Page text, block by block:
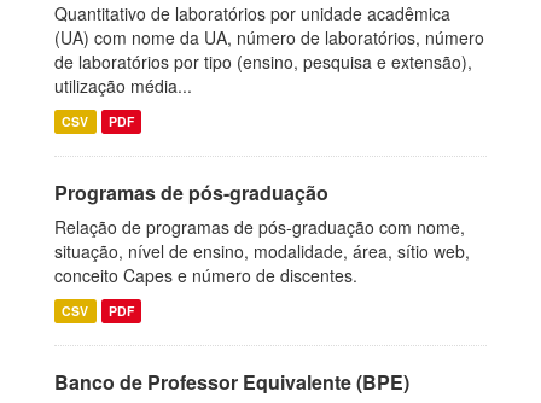
Quantitativo de laboratórios por unidade acadêmica
(UA) com nome da UA, número de laboratórios, número
de laboratórios por tipo (ensino, pesquisa e extensão),
utilização média...
CSV PDF
Programas de pós-graduação
Relação de programas de pós-graduação com nome,
situação, nível de ensino, modalidade, área, sítio web,
conceito Capes e número de discentes.
CSV PDF
Banco de Professor Equivalente (BPE)